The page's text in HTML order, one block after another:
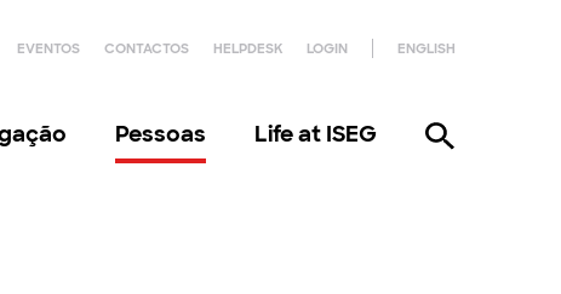
EVENTOS CONTACTOS HELPDESK LOGIN ENGLISH
Pessoas Life at ISEG